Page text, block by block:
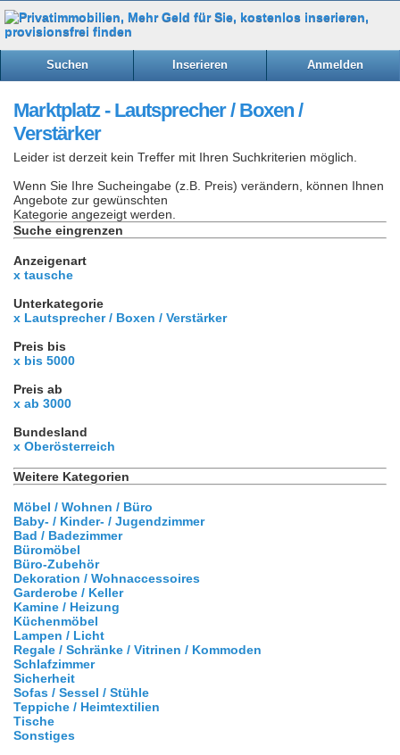
Suchen Inserieren Anmelden
Marktplatz - Lautsprecher / Boxen /
Verstärker
Leider ist derzeit kein Treffer mit Ihren Suchkriterien möglich.
Wenn Sie Ihre Sucheingabe (z.B. Preis) verändern, können Ihnen
Angebote zur gewünschten
Kategorie angezeigt werden.
Suche eingrenzen
Anzeigenart
x tausche
Unterkategorie
x Lautsprecher / Boxen / Verstärker
Preis bis
x bis 5000
Preis ab
x ab 3000
Bundesland
x Oberösterreich
Weitere Kategorien
Möbel / Wohnen / Büro
Baby- / Kinder- / Jugendzimmer
Bad / Badezimmer
Büromöbel
Büro-Zubehör
Dekoration / Wohnaccessoires
Garderobe / Keller
Kamine / Heizung
Küchenmöbel
Lampen / Licht
Regale / Schränke / Vitrinen / Kommoden
Schlafzimmer
Sicherheit
Sofas / Sessel / Stühle
Teppiche / Heimtextilien
Tische
Sonstiges